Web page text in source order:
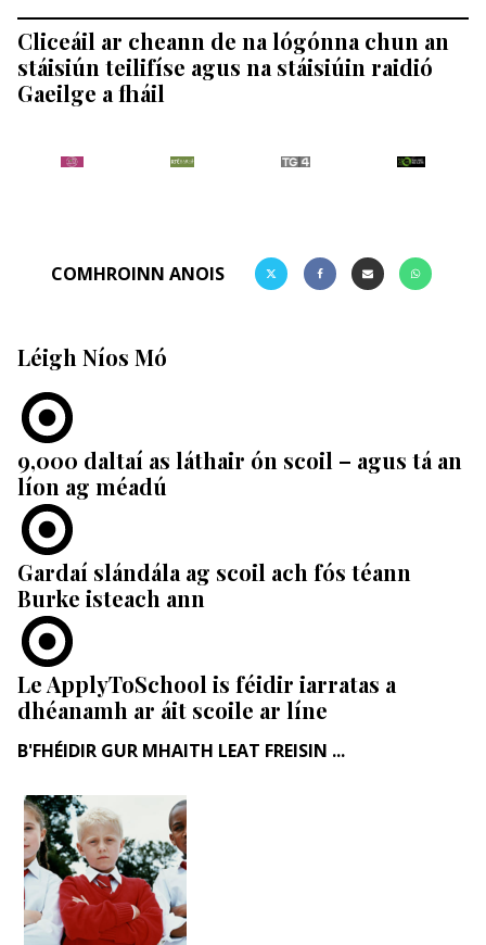
Cliceáil ar cheann de na lógónna chun an
stáisiún teilifíse agus na stáisiúin raidió
Gaeilge a fháil
COMHROINN ANOIS
Léigh Níos Mó
9,000 daltaí as láthair ón scoil – agus tá an
líon ag méadú
Gardaí slándála ag scoil ach fós téann
Burke isteach ann
Le ApplyToSchool is féidir iarratas a
dhéanamh ar áit scoile ar líne
B'FHÉIDIR GUR MHAITH LEAT FREISIN ...